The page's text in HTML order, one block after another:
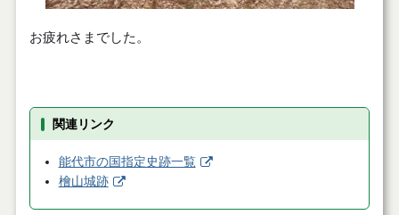
お疲れさまでした。
関連リンク
能代市の国指定史跡一覧
檜山城跡